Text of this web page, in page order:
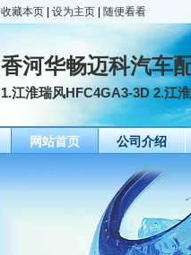
收藏本页 设为主页 随便看看
香河华畅迈科汽车
1.江淮瑞风HFC4GA3-3D 2.江
网站首页 公司介绍